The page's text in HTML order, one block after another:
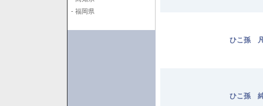
- 福岡県
ひこ孫
ひこ孫